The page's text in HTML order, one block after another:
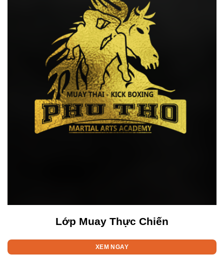
Lớp Muay Thực Chiến
XEM NGAY